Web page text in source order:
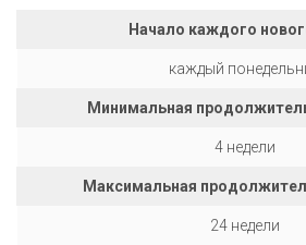
Начало каждого
каждый
Минимальная
4 недели
Максимальная
24 недели